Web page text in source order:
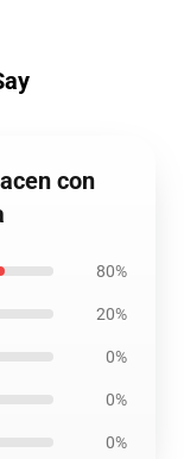
con
80%
20%
0%
0%
0%